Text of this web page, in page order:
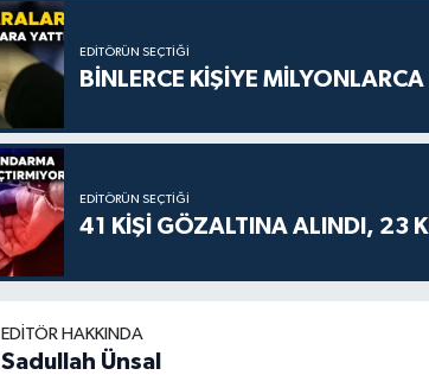
EDITÖRÜN SEÇTIĞI
BİNLERCE KİŞİYE
EDITÖRÜN SEÇTIĞI
41 KİŞİ GÖZALTINA ALINDI, 23
EDITÖR HAKKINDA
Sadullah Ünsal